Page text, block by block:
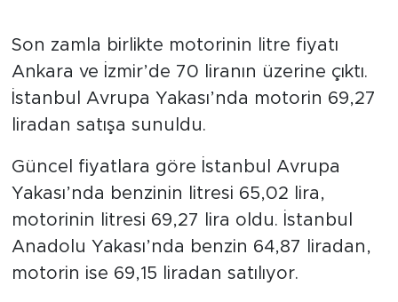
Son zamla birlikte motorinin litre fiyatı
Ankara ve İzmir’de 70 liranın üzerine çıktı.
İstanbul Avrupa Yakası’nda motorin 69,27
liradan satışa sunuldu.
Güncel fiyatlara göre İstanbul Avrupa
Yakası’nda benzinin litresi 65,02 lira,
motorinin litresi 69,27 lira oldu. İstanbul
Anadolu Yakası’nda benzin 64,87 liradan,
motorin ise 69,15 liradan satılıyor.